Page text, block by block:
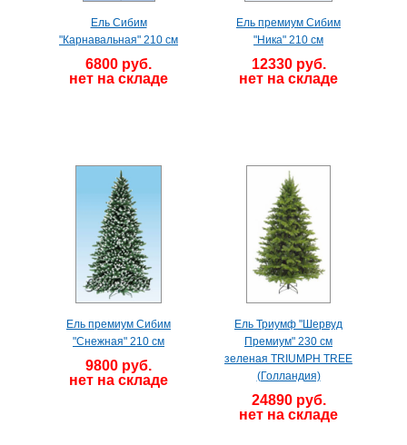
Ель Сибим
"Карнавальная" 210 см
6800 руб.
нет на складе
Ель премиум Сибим
"Ника" 210 см
12330 руб.
нет на складе
Ель премиум Сибим
"Снежная" 210 см
9800 руб.
нет на складе
Ель Триумф "Шервуд
Премиум" 230 см
зеленая TRIUMPH TREE
(Голландия)
24890 руб.
нет на складе